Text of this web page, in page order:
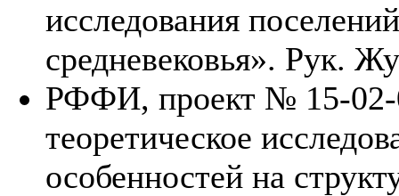
исследования
средневековья». Рук.
РФФИ, проект № 15-02-
теоретическое
особенностей на